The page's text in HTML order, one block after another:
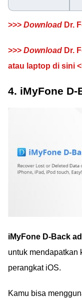
>>> Download Dr.
>>> Download Dr.
atau laptop di sini
4. iMyFone
iMyFone D-Back
untuk mendapatkan
perangkat iOS.
Kamu bisa